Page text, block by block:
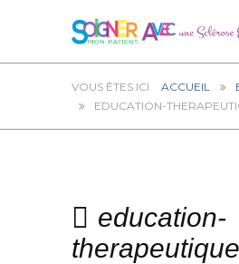
ACCUEIL
EDUCATION-
education-
therapeutique